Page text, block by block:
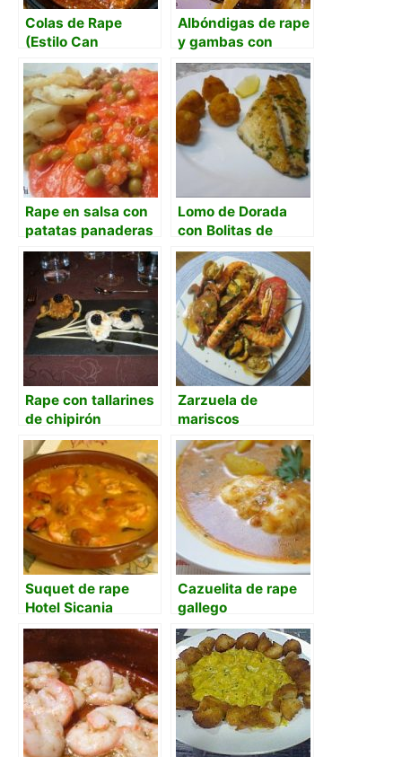
Colas de Rape
(Estilo Can
Ramonet)
Albóndigas de rape
y gambas con
patatas a la tinta de
calamar
Rape en salsa con
patatas panaderas
Lomo de Dorada
con Bolitas de
Arroz & Gambas
Rape con tallarines
de chipirón
encebollado y salsa
yodada
Zarzuela de
mariscos
Suquet de rape
Hotel Sicania
Cazuelita de rape
gallego